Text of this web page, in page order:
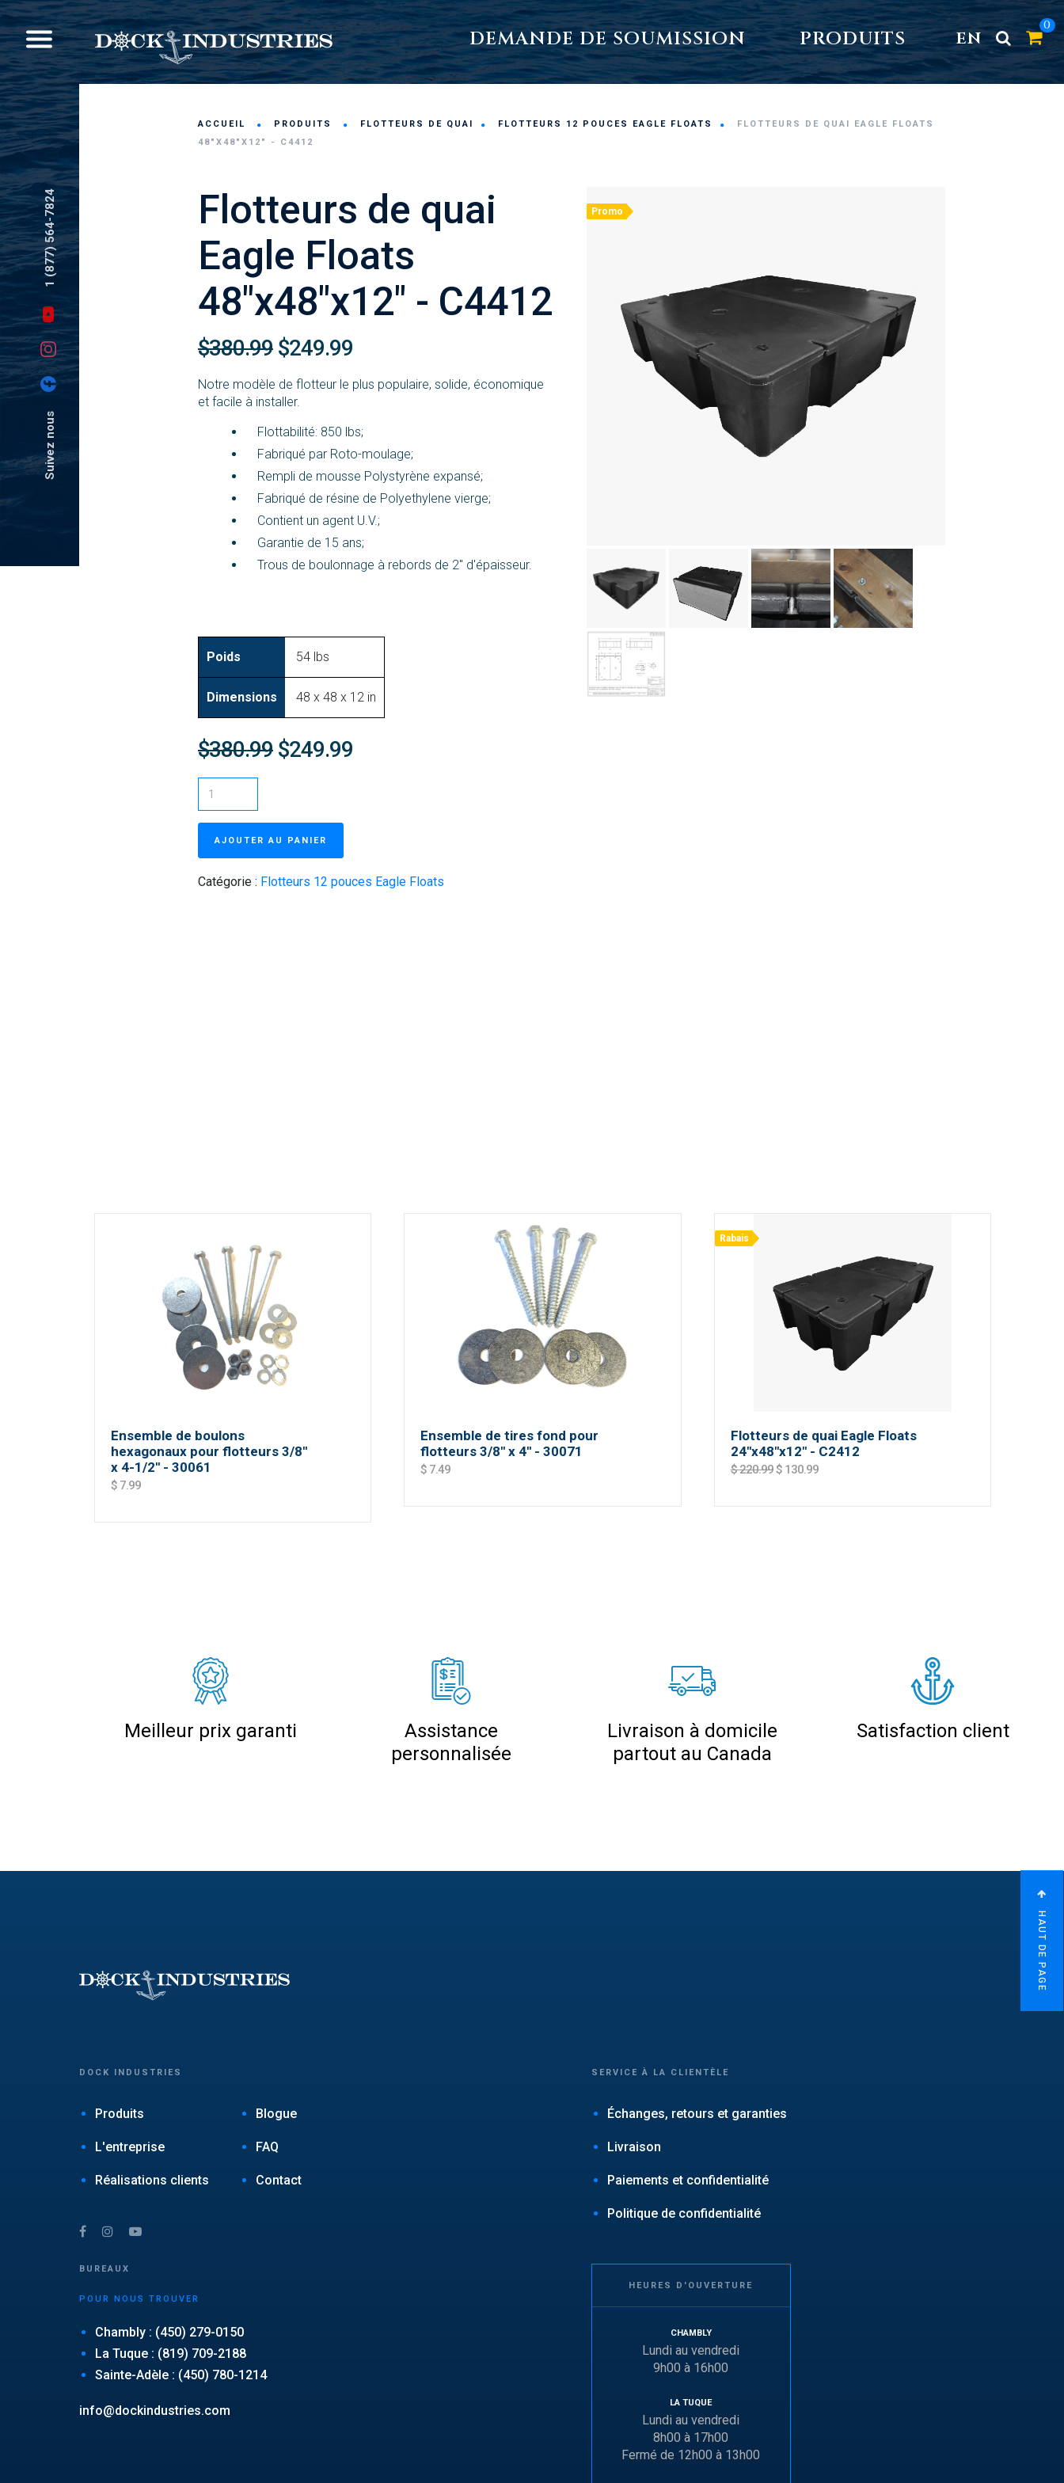
Suivez nous
1 (877) 564-7824
DEMANDE DE SOUMISSION PRODUITS EN
0
ACCUEIL PRODUITS FLOTTEURS DE QUAI FLOTTEURS 12 POUCES EAGLE FLOATS
FLOTTEURS DE QUAI EAGLE FLOATS
48"X48"X12" - C4412
Promo
Flotteurs de quai
Eagle Floats
48"x48"x12" - C4412
$380.99 $249.99
Notre modèle de flotteur le plus populaire, solide, économique
et facile à installer.
Flottabilité: 850 lbs;
Fabriqué par Roto-moulage;
Rempli de mousse Polystyrène expansé;
Fabriqué de résine de Polyethylene vierge;
Contient un agent U.V.;
Garantie de 15 ans;
Trous de boulonnage à rebords de 2'' d'épaisseur.
Poids 54 lbs
Dimensions 48 x 48 x 12 in
$380.99 $249.99
AJOUTER AU PANIER
Catégorie : Flotteurs 12 pouces Eagle Floats
Ensemble de boulons
hexagonaux pour flotteurs 3/8''
x 4-1/2'' - 30061
$ 7.99
Ensemble de tires fond pour
flotteurs 3/8'' x 4'' - 30071
$ 7.49
Rabais
Flotteurs de quai Eagle Floats
24"x48"x12" - C2412
$ 220.99$ 130.99
Meilleur prix garanti
Assistance
personnalisée
Livraison à domicile
partout au Canada
Satisfaction client
HAUT DE PAGE
DOCK INDUSTRIES
Produits
L'entreprise
Réalisations clients
Blogue
FAQ
Contact
SERVICE À LA CLIENTÈLE
Échanges, retours et garanties
Livraison
Paiements et confidentialité
Politique de confidentialité
BUREAUX
POUR NOUS TROUVER
Chambly : (450) 279-0150
La Tuque : (819) 709-2188
Sainte-Adèle : (450) 780-1214
info@dockindustries.com
HEURES D'OUVERTURE
CHAMBLY
Lundi au vendredi
9h00 à 16h00
LA TUQUE
Lundi au vendredi
8h00 à 17h00
Fermé de 12h00 à 13h00